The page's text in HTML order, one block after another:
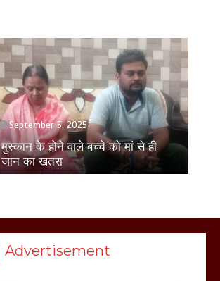
April 17, 2025
युवती से छेड़छाड़ का विरोध करने पर
परिवार पर हमला, पीड़ित परिवार ने
एसएसपी से की शिकायत
Advertisement
सरकार को दी आमरण
अनशन की चेतावनी
March 8, 2025
मेरठ सुराजकुंड शमशान
घाट में चिता से अस्थि
March 6, 2025